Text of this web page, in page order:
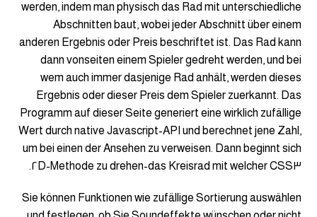
werden, indem man physisch das Rad mit unterschiedliche
Abschnitten baut, wobei jeder Abschnitt über einem
anderen Ergebnis oder Preis beschriftet ist. Das Rad kann
dann vonseiten einem Spieler gedreht werden, und bei
wem auch immer dasjenige Rad anhält, werden dieses
Ergebnis oder dieser Preis dem Spieler zuerkannt. Das
Programm auf dieser Seite generiert eine wirklich zufällige
Wert durch native Javascript-API und berechnet jene Zahl,
um bei einen der Ansehen zu verweisen. Dann beginnt sich
das Kreisrad mit welcher CSS٣-٢D-Methode zu drehen.
Sie können Funktionen wie zufällige Sortierung auswählen